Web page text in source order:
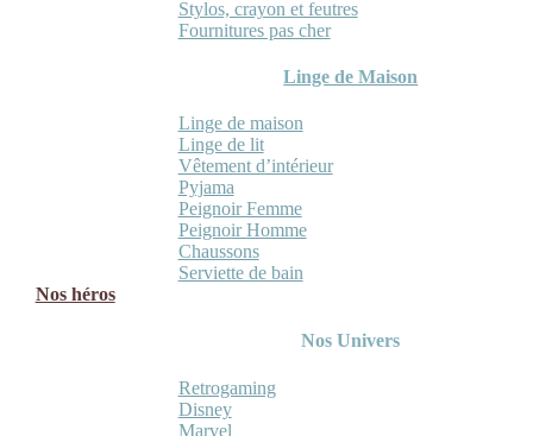
Stylos, crayon et feutres
Fournitures pas cher
Linge de Maison
Linge de maison
Linge de lit
Vêtement d’intérieur
Pyjama
Peignoir Femme
Peignoir Homme
Chaussons
Serviette de bain
Nos héros
Nos Univers
Retrogaming
Disney
Marvel